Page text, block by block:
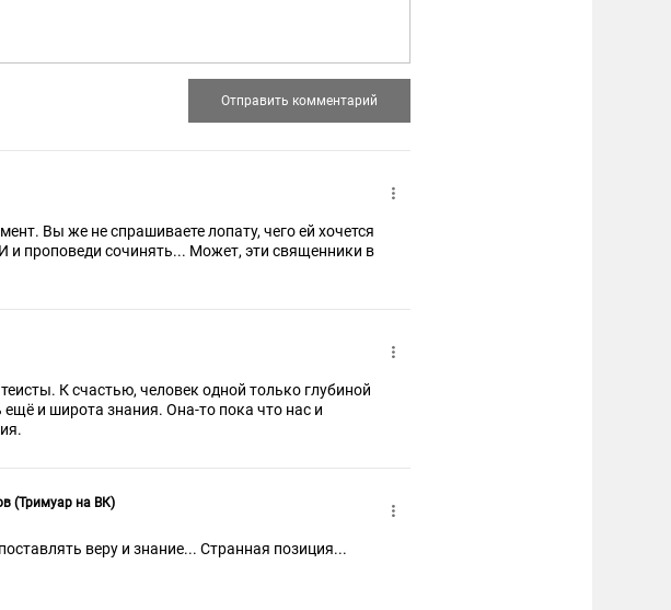
Вы же не спрашиваете лопату, чего ей хочется
и проповеди сочинять... Может, эти священники в
К счастью, человек одной только глубиной
ещё и широта знания. Она-то пока что нас и
(Тримуар на ВК)
веру и знание... Странная позиция...